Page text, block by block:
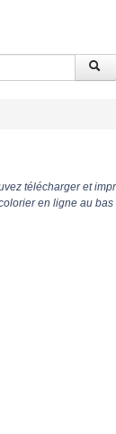
télécharger et
en ligne au bas